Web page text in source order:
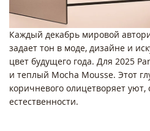
Каждый декабрь мировой
задает тон в моде, дизайне и
цвет будущего года. Для 2025
и теплый Mocha Mousse. Этот
коричневого олицетворяет
естественности.